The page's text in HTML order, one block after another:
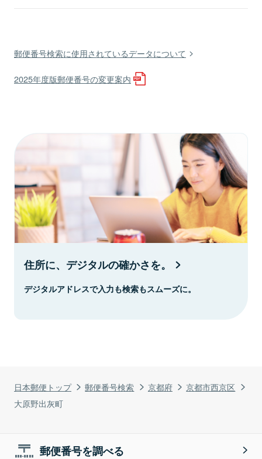
日本郵便トップ 郵便番号検索 京都府
京都市西京区
大原野出灰町
郵便番号検索に使用されているデータについて
2025年度版郵便番号の変更案内
住所に、デジタルの確かさを。
デジタルアドレスで入力も検索もスムーズに。
郵便番号を調べる